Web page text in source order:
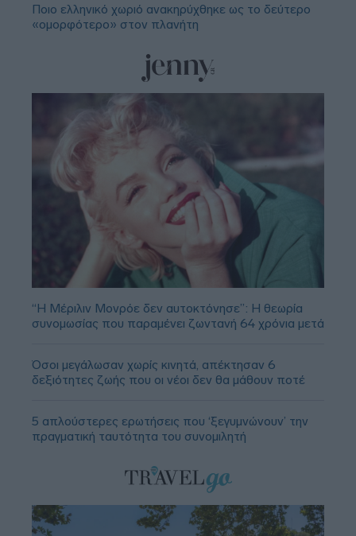
Ποιο ελληνικό χωριό ανακηρύχθηκε ως το δεύτερο
«ομορφότερο» στον πλανήτη
“Η Μέριλιν Μονρόε δεν αυτοκτόνησε”: Η θεωρία
συνομωσίας που παραμένει ζωντανή 64 χρόνια μετά
Όσοι μεγάλωσαν χωρίς κινητά, απέκτησαν 6
δεξιότητες ζωής που οι νέοι δεν θα μάθουν ποτέ
5 απλούστερες ερωτήσεις που ‘ξεγυμνώνουν’ την
πραγματική ταυτότητα του συνομιλητή